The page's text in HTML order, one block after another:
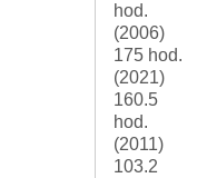
hod.
(2006)
175 hod.
(2021)
160.5
hod.
(2011)
103.2